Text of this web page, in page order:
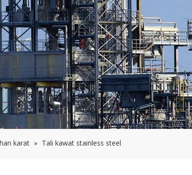
karat » Tali kawat stainless steel